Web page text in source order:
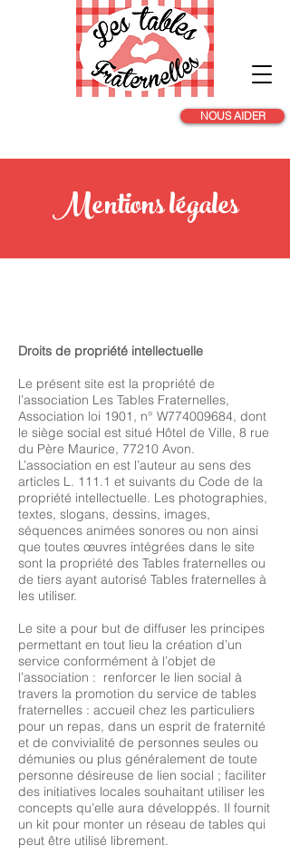
NOUS AIDER
Mentions légales
Droits de propriété intellectuelle
Le présent site est la propriété de
l’association Les Tables Fraternelles,
Association loi 1901, n° W774009684, dont
le siège social est situé Hôtel de Ville, 8 rue
du Père Maurice, 77210 Avon.
L’association en est l’auteur au sens des
articles L. 111.1 et suivants du Code de la
propriété intellectuelle. Les photographies,
textes, slogans, dessins, images,
séquences animées sonores ou non ainsi
que toutes œuvres intégrées dans le site
sont la propriété des Tables fraternelles ou
de tiers ayant autorisé Tables fraternelles à
les utiliser.
Le site a pour but de diffuser les principes
permettant en tout lieu la création d’un
service conformément à l’objet de
l’association : renforcer le lien social à
travers la promotion du service de tables
fraternelles : accueil chez les particuliers
pour un repas, dans un esprit de fraternité
et de convivialité de personnes seules ou
démunies ou plus généralement de toute
personne désireuse de lien social ; faciliter
des initiatives locales souhaitant utiliser les
concepts qu’elle aura développés. Il fournit
un kit pour monter un réseau de tables qui
peut être utilisé librement.